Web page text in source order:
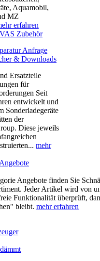
Aquamobil,
MZ
erfahren
Zubehör
Anfrage
& Downloads
Ersatzteile
für
Seit
entwickelt und
Sonderladegeräte
der
Diese jeweils
mehr
Angebote finden Sie
Jeder Artikel wird von
Funktionalität überprüft,
bleibt. mehr erfahren